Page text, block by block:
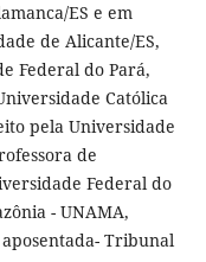
ES e em
de Alicante/ES,
Federal do Pará,
Católica
pela Universidade
de
Federal do
- UNAMA,
Tribunal